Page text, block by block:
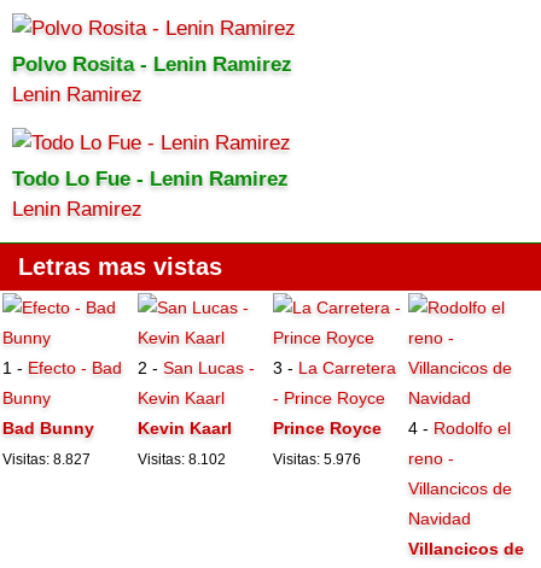
Polvo Rosita - Lenin Ramirez
Lenin Ramirez
Todo Lo Fue - Lenin Ramirez
Lenin Ramirez
Letras mas vistas
1 - Efecto - Bad
Bunny
Bad Bunny
Visitas: 8.827
2 -San Lucas -
Kevin Kaarl
Kevin Kaarl
Visitas: 8.102
3 - La Carretera
- Prince Royce
Prince Royce
Visitas: 5.976
4 - Rodolfo el
reno -
Villancicos de
Navidad
Villancicos de